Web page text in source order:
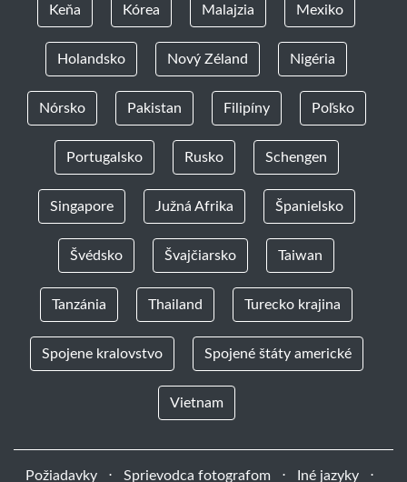
Keňa Kórea Malajzia Mexiko
Holandsko Nový Zéland Nigéria
Nórsko Pakistan Filipíny Poľsko
Portugalsko Rusko Schengen
Singapore Južná Afrika Španielsko
Švédsko Švajčiarsko Taiwan
Tanzánia Thailand Turecko krajina
Spojene kralovstvo Spojené štáty americké
Vietnam
Požiadavky ⋅ Sprievodca fotografom ⋅ Iné jazyky ⋅